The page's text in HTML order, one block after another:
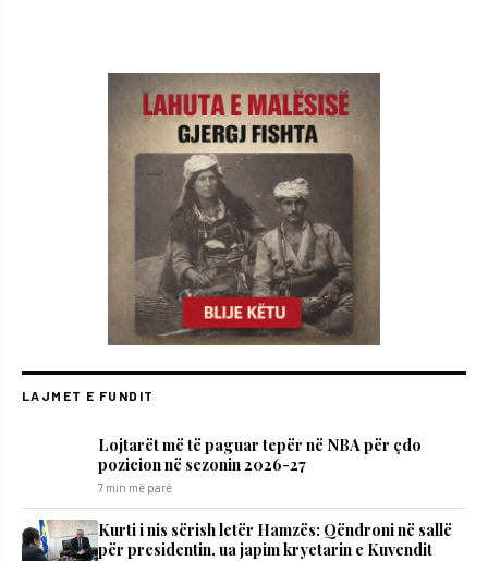
LAJMET E FUNDIT
Lojtarët më të paguar tepër në NBA për çdo
pozicion në sezonin 2026-27
7 min më parë
​Kurti i nis sërish letër Hamzës: Qëndroni në sallë
për presidentin, ua japim kryetarin e Kuvendit